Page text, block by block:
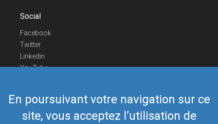
En poursuivant votre navigation sur ce
site, vous acceptez l’utilisation de
Social
Facebook
Twitter
Linkedin
YouTube
Nous contacter
Téléphone Europe+352 26441835